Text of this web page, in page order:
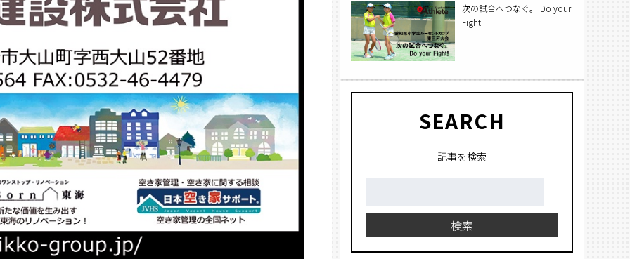
次の試合へつなぐ。 Do your
Fight!
SEARCH
記事を検索
検索